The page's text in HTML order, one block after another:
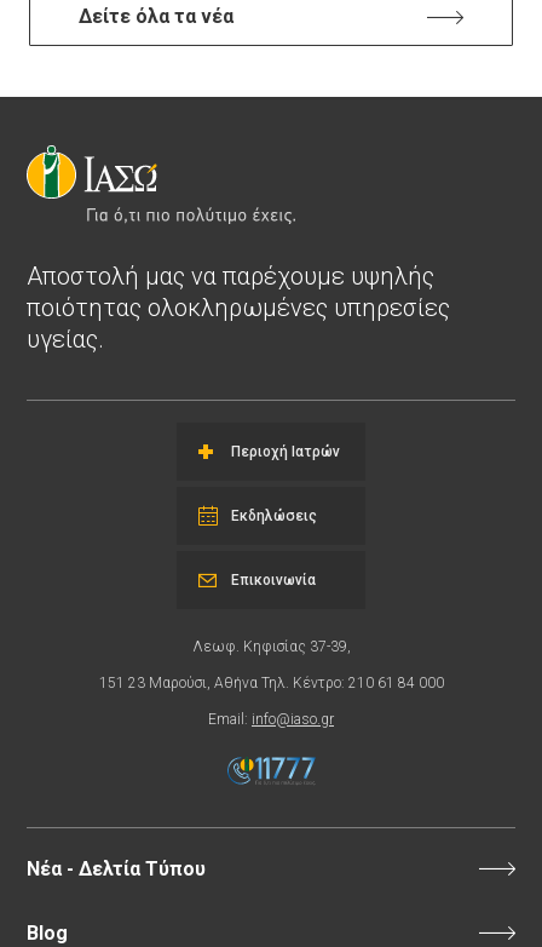
Δείτε όλα τα νέα
Αποστολή μας να παρέχουμε υψηλής
ποιότητας ολοκληρωμένες υπηρεσίες
υγείας.
Περιοχή Ιατρών
Εκδηλώσεις
Λεωφ. Κηφισίας 37-39,
151 23 Μαρούσι, Αθήνα Τηλ. Κέντρο: 210 61 84 000
Email: info@iaso.gr
Επικοινωνία
Νέα - Δελτία Τύπου
Blog